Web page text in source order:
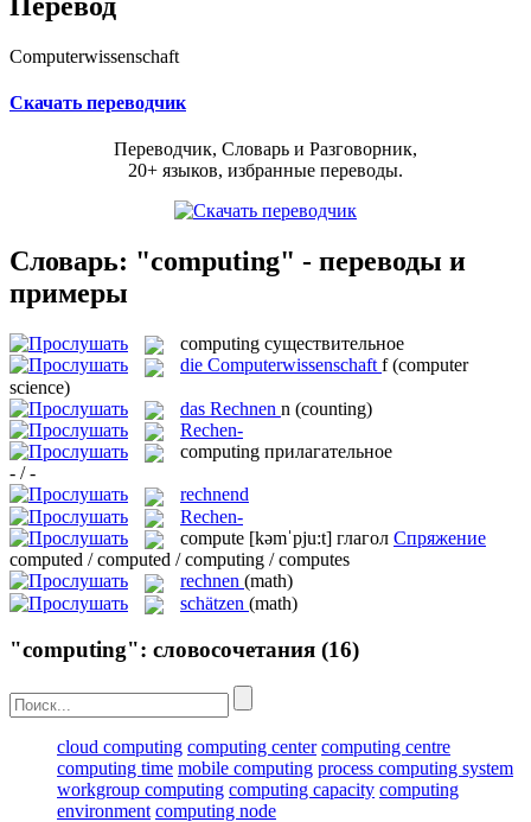
Computerwissenschaft
Скачать переводчик
Переводчик, Словарь и Разговорник,
20+ языков, избранные переводы.
Словарь: "computing" - переводы и
примеры
computing существительное
die Computerwissenschaft f (computer
science)
das Rechnen n (counting)
Rechen-
computing прилагательное
- / -
rechnend
Rechen-
compute [kəmˈpju:t] глагол Спряжение
computed / computed / computing / computes
rechnen (math)
schätzen (math)
"computing": словосочетания (16)
cloud computing computing center computing centre
computing time mobile computing process computing system
workgroup computing computing capacity computing
environment computing node